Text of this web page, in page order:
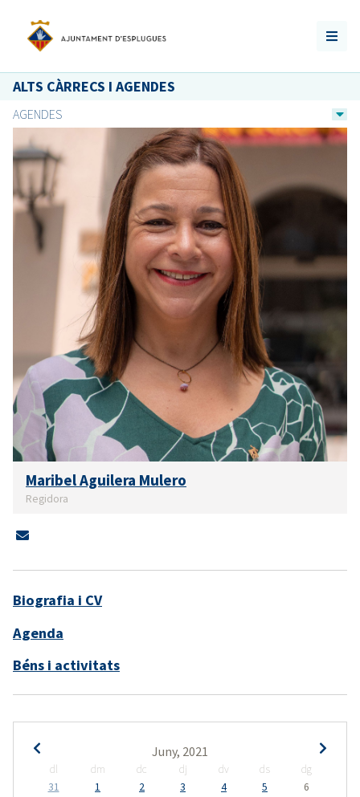
ALTS CÀRRECS I AGENDES
AGENDES
Maribel Aguilera Mulero
Regidora
Biografia i CV
Agenda
Béns i activitats
Juny, 2021
dl dm dc dj dv ds
dg
31
1 2 3 4 5
6